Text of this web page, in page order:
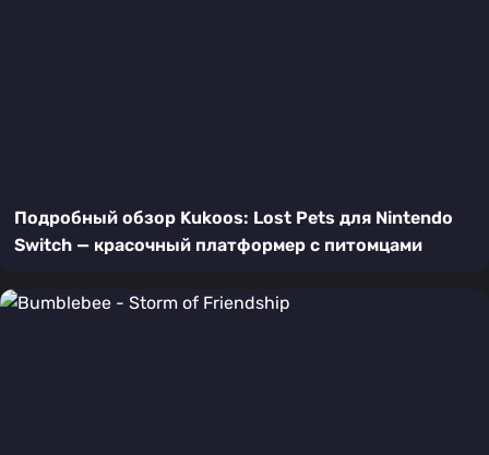
Подробный обзор Kukoos: Lost Pets для Nintendo
Switch — красочный платформер с питомцами